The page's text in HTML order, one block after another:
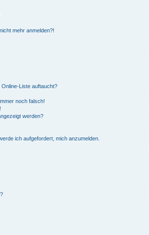
mehr anmelden?!
Liste auftaucht?
noch falsch!
werden?
ich aufgefordert, mich anzumelden.